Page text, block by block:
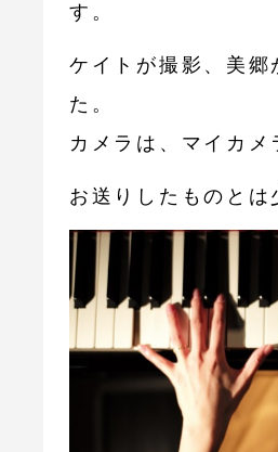
す。
ケイトが撮影、美
た。
カメラは、マイカメ
お送りしたものと